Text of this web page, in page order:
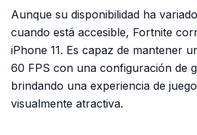
Aunque su disponibilidad ha
cuando está accesible, Fortnite
iPhone 11. Es capaz de mantener
60 FPS con una configuración de
brindando una experiencia de
visualmente atractiva.